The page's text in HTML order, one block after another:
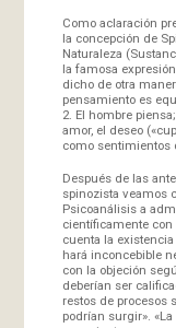
Como aclaración
la concepción de
Naturaleza
la famosa
dicho de otra
pensamiento es
2. El hombre
amor, el deseo
como sentimientos
Después de las
spinozista veamos
Psicoanálisis a
científicamente con
cuenta la
hará inconcebible
con la objeción
deberían ser
restos de procesos
podrían surgir».